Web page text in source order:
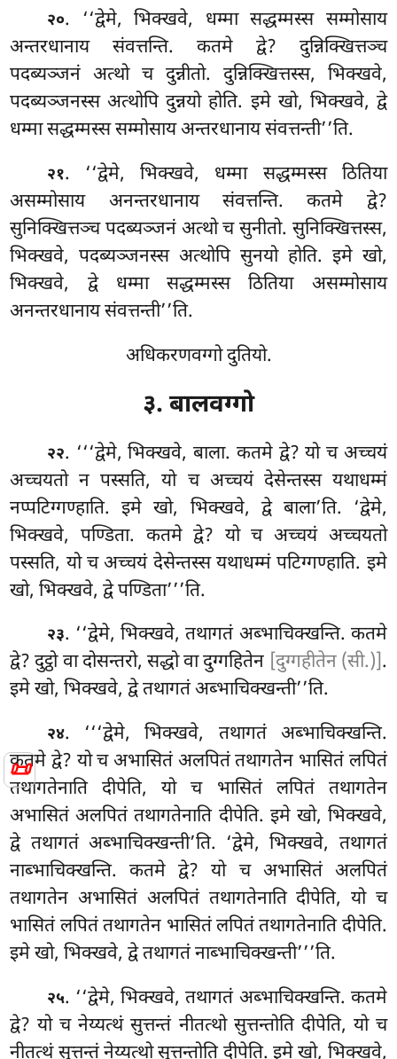
📜
२०. ‘‘द्वेमे, भिक्खवे, धम्मा सद्धम्मस्स सम्मोसाय
अन्तरधानाय संवत्तन्ति. कतमे द्वे? दुन्निक्खित्तञ्च
पदब्यञ्जनं अत्थो च दुन्नीतो. दुन्निक्खित्तस्स, भिक्खवे,
पदब्यञ्जनस्स अत्थोपि दुन्नयो होति. इमे खो, भिक्खवे, द्वे
धम्मा सद्धम्मस्स सम्मोसाय अन्तरधानाय संवत्तन्ती’’ति.
२१. ‘‘द्वेमे, भिक्खवे, धम्मा सद्धम्मस्स ठितिया
असम्मोसाय अनन्तरधानाय संवत्तन्ति. कतमे द्वे?
सुनिक्खित्तञ्च पदब्यञ्जनं अत्थो च सुनीतो. सुनिक्खित्तस्स,
भिक्खवे, पदब्यञ्जनस्स अत्थोपि सुनयो होति. इमे खो,
भिक्खवे, द्वे धम्मा सद्धम्मस्स ठितिया असम्मोसाय
अनन्तरधानाय संवत्तन्ती’’ति.
अधिकरणवग्गो दुतियो.
३. बालवग्गो
२२. ‘‘‘द्वेमे, भिक्खवे, बाला. कतमे द्वे? यो च अच्चयं
अच्चयतो न पस्सति, यो च अच्चयं देसेन्तस्स यथाधम्मं
नप्पटिग्गण्हाति. इमे खो, भिक्खवे, द्वे बाला’ति. ‘द्वेमे,
भिक्खवे, पण्डिता. कतमे द्वे? यो च अच्चयं अच्चयतो
पस्सति, यो च अच्चयं देसेन्तस्स यथाधम्मं पटिग्गण्हाति. इमे
खो, भिक्खवे, द्वे पण्डिता’’’ति.
२३. ‘‘द्वेमे, भिक्खवे, तथागतं अब्भाचिक्खन्ति. कतमे
द्वे? दुट्ठो वा दोसन्तरो, सद्धो वा दुग्गहितेन [दुग्गहीतेन (सी.)].
इमे खो, भिक्खवे, द्वे तथागतं अब्भाचिक्खन्ती’’ति.
२४. ‘‘‘द्वेमे, भिक्खवे, तथागतं अब्भाचिक्खन्ति.
कतमे द्वे? योच अभासितं अलपितं तथागतेन भासितं लपितं
तथागतेनाति दीपेति, यो च भासितं लपितं तथागतेन
अभासितं अलपितं तथागतेनाति दीपेति. इमे खो, भिक्खवे,
द्वे तथागतं अब्भाचिक्खन्ती’ति. ‘द्वेमे, भिक्खवे, तथागतं
नाब्भाचिक्खन्ति. कतमे द्वे? यो च अभासितं अलपितं
तथागतेन अभासितं अलपितं तथागतेनाति दीपेति, यो च
भासितं लपितं तथागतेन भासितं लपितं तथागतेनाति दीपेति.
इमे खो, भिक्खवे, द्वे तथागतं नाब्भाचिक्खन्ती’’’ति.
२५. ‘‘द्वेमे, भिक्खवे, तथागतं अब्भाचिक्खन्ति. कतमे
द्वे? यो च नेय्यत्थं सुत्तन्तं नीतत्थो सुत्तन्तोति दीपेति, यो च
नीतत्थं सुत्तन्तं नेय्यत्थो सुत्तन्तोति दीपेति. इमे खो, भिक्खवे,